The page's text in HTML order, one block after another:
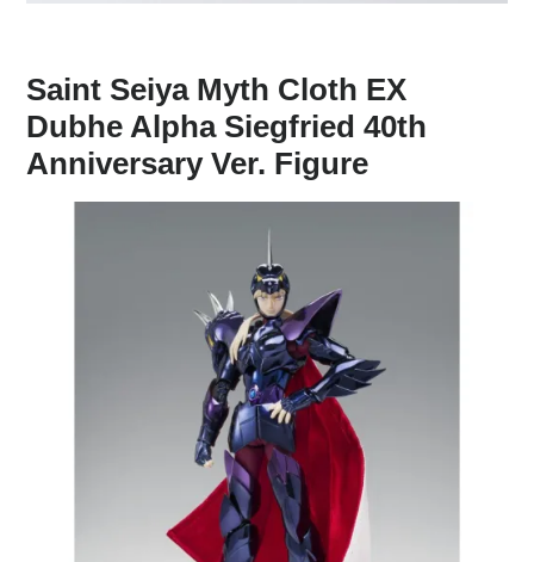
Saint Seiya Myth Cloth EX
Dubhe Alpha Siegfried 40th
Anniversary Ver. Figure